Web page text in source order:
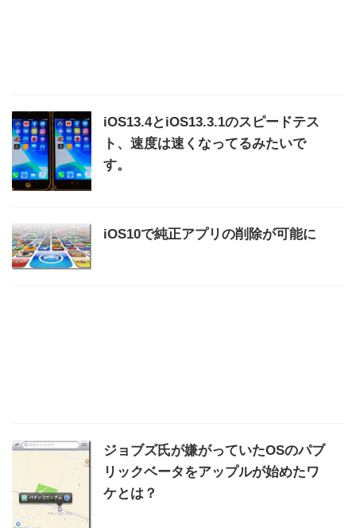
iOS13.4とiOS13.3.1のスピードテス
ト、速度は速くなってるみたいで
す。
iOS10で純正アプリの削除が可能に
ジョブズ氏が嫌がっていたOSのパブ
リックベータをアップルが始めたワ
ケとは？